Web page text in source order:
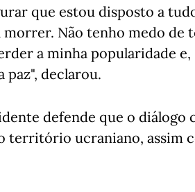
que estou disposto a
Não tenho medo de
a minha popularidade
paz", declarou.
defende que o diálogo
território ucraniano, assim